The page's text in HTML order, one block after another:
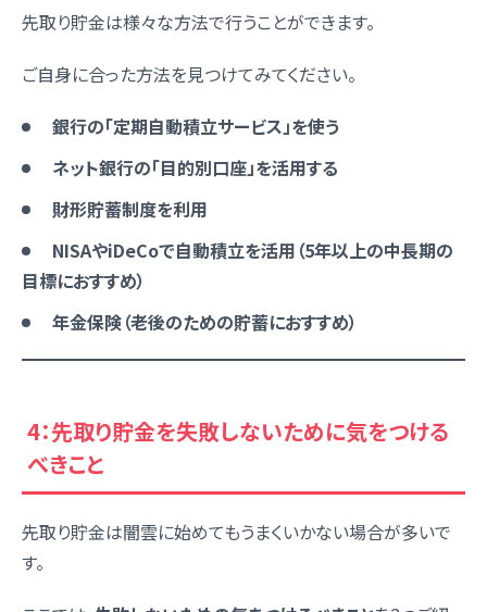
先取り貯金は様々な方法で行うことができます。
ご自身に合った方法を見つけてみてください。
銀行の「定期自動積立サービス」を使う
ネット銀行の「目的別口座」を活用する
財形貯蓄制度を利用
NISAやiDeCoで自動積立を活用（5年以上の中長期の
目標におすすめ）
年金保険（老後のための貯蓄におすすめ）
4：先取り貯金を失敗しないために気をつける
べきこと
先取り貯金は闇雲に始めてもうまくいかない場合が多いで
す。